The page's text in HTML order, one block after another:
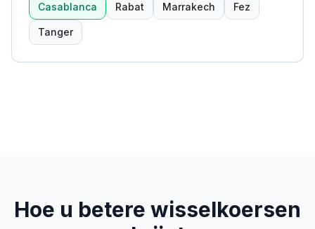
Casablanca Rabat Marrakech Fez
Tanger
Hoe u betere wisselkoersen